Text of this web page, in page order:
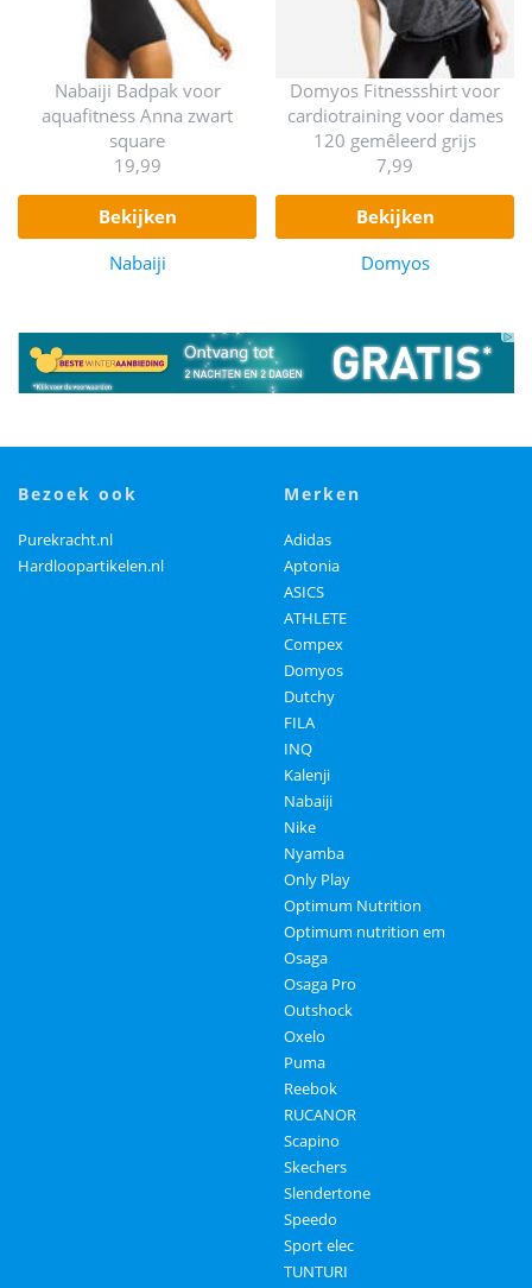
Nabaiji Badpak voor
aquafitness Anna zwart
square
19,99
bekijken
Nabaiji
Domyos Fitnessshirt voor
cardiotraining voor dames
120 gemêleerd grijs
7,99
bekijken
Domyos
bezoek ook
Purekracht.nl
Hardloopartikelen.nl
merken
Adidas
Aptonia
ASICS
ATHLETE
Compex
Domyos
Dutchy
FILA
INQ
Kalenji
Nabaiji
Nike
Nyamba
Only Play
Optimum Nutrition
Optimum nutrition em
Osaga
Osaga Pro
Outshock
Oxelo
Puma
Reebok
RUCANOR
Scapino
Skechers
Slendertone
Speedo
Sport elec
TUNTURI